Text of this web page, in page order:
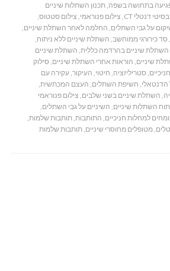
בתחושה בשפה,תכנון השתלות שיניים
בסיטי דנטלי CT , צילום פנוראמי, צילום סטטוס,
על גבי השתלים, החלמה לאחר השתלת שיניים,
, סד כירורגי ממוחשב, השתלת שיניים ללא ניתוח,
השתלת שיניים בהרדמה כללית, השתלת שיניים
שיניים, הוראות אחרי השתלת שיניים, סילוק
, סטריליזציה, חיטוי, העיקור,עקירה עם
, חשיפת השתלים, העצם המכתשית,
, השתלת שיניים בשני שלבים, צילום פנוראמי
השתלות שיניים, השיניים על גבי השתלים,
למחלות חניכיים, התותבות,תותבות שלמות,
,מטופלים מחוסרי שיניים,תותבות שלמות